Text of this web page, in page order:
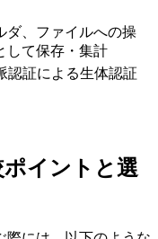
ダ、ファイルへの操
して保存・集計
認証による生体認証
ポイントと選